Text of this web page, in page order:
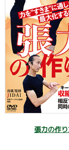
張力の作